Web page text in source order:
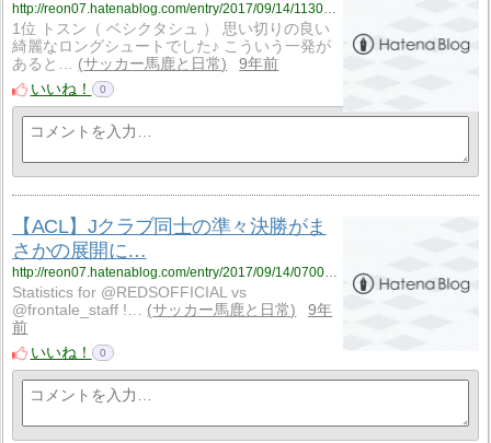
http://reon07.hatenablog.com/entry/2017/09/14/113000
1位 トスン（ ベシクタシュ ） 思い切りの良い
綺麗なロングシュートでした♪ こういう一発が
あると…
サッカー馬鹿と日常
9年前
いいね！
0
【ACL】Jクラブ同士の準々決勝がま
さかの展開に…
http://reon07.hatenablog.com/entry/2017/09/14/070000
Statistics for @REDSOFFICIAL vs
@frontale_staff !…
サッカー馬鹿と日常
9年
前
いいね！
0